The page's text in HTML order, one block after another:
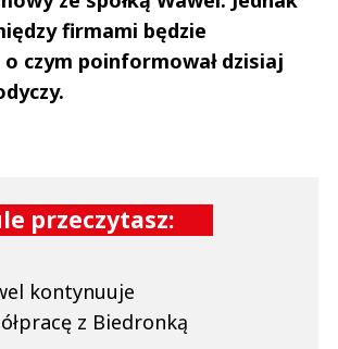
firmami będzie
czym poinformował dzisiaj
przeczytasz:
kontynuuje
z Biedronką